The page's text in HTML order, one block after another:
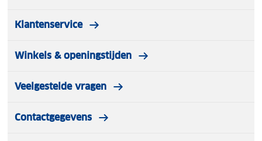
Klantenservice
Winkels & openingstijden
Veelgestelde vragen
Contactgegevens